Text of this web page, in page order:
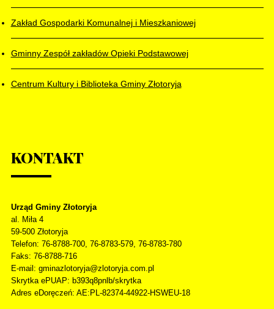
Zakład Gospodarki Komunalnej i Mieszkaniowej
Gminny Zespół zakładów Opieki Podstawowej
Centrum Kultury i Biblioteka Gminy Złotoryja
KONTAKT
Urząd Gminy Złotoryja
al. Miła 4
59-500 Złotoryja
Telefon: 76-8788-700, 76-8783-579, 76-8783-780
Faks: 76-8788-716
E-mail: gminazlotoryja@zlotoryja.com.pl
Skrytka ePUAP: b393q8pnlb/skrytka
Adres eDoręczeń: AE:PL-82374-44922-HSWEU-18